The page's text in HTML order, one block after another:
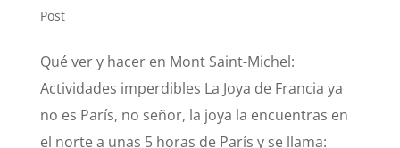
Post
Qué ver y hacer en Mont Saint-Michel:
Actividades imperdibles La Joya de Francia ya
no es París, no señor, la joya la encuentras en
el norte a unas 5 horas de París y se llama: